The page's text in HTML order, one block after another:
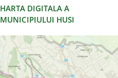
HARTA DIGITALA A
MUNICIPIULUI HUSI